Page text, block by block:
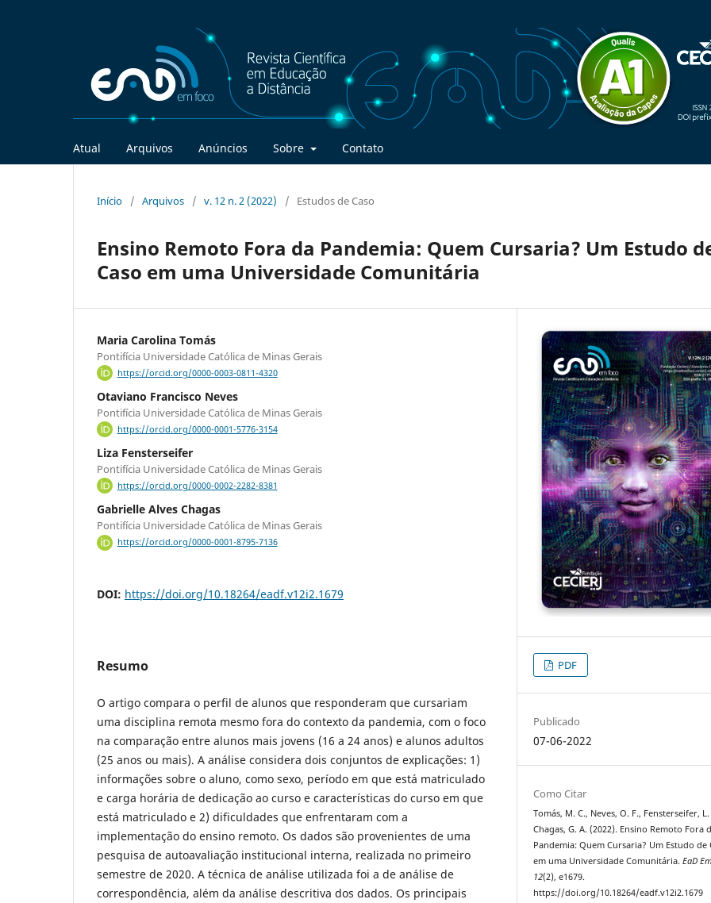
Atual Arquivos Anúncios Sobre Contato
Início / Arquivos / v. 12 n. 2 (2022) / Estudos de Caso
Ensino Remoto Fora da Pandemia: Quem Cursaria? Um Estudo
Caso em uma Universidade Comunitária
Maria Carolina Tomás
Pontifí­cia Universidade Católica de Minas Gerais
https://orcid.org/0000-0003-0811-4320
Otaviano Francisco Neves
Pontifí­cia Universidade Católica de Minas Gerais
https://orcid.org/0000-0001-5776-3154
Liza Fensterseifer
Pontifí­cia Universidade Católica de Minas Gerais
https://orcid.org/0000-0002-2282-8381
Gabrielle Alves Chagas
Pontifí­cia Universidade Católica de Minas Gerais
https://orcid.org/0000-0001-8795-7136
DOI: https://doi.org/10.18264/eadf.v12i2.1679
Resumo
O artigo compara o perfil de alunos que responderam que cursariam
uma disciplina remota mesmo fora do contexto da pandemia, com o foco
na comparação entre alunos mais jovens (16 a 24 anos) e alunos adultos
(25 anos ou mais). A análise considera dois conjuntos de explicações: 1)
informações sobre o aluno, como sexo, período em que está matriculado
e carga horária de dedicação ao curso e características do curso em que
está matriculado e 2) dificuldades que enfrentaram com a
implementação do ensino remoto. Os dados são provenientes de uma
pesquisa de autoavaliação institucional interna, realizada no primeiro
semestre de 2020. A técnica de análise utilizada foi a de análise de
correspondência, além da análise descritiva dos dados. Os principais
PDF
Publicado
07-06-2022
Como Citar
Tomás, M. C., Neves, O. F., Fensterseifer,
Chagas, G. A. (2022). Ensino Remoto Fora
Pandemia: Quem Cursaria? Um Estudo de
em uma Universidade Comunitária.EaD
12(2), e1679.
https://doi.org/10.18264/eadf.v12i2.1679